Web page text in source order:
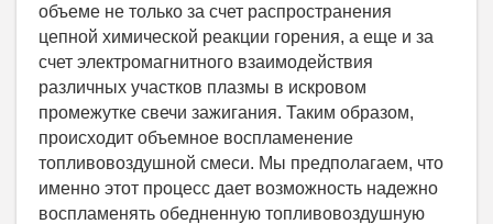
объеме не только за счет распространения
цепной химической реакции горения, а еще и за
счет электромагнитного взаимодействия
различных участков плазмы в искровом
промежутке свечи зажигания. Таким образом,
происходит объемное воспламенение
топливовоздушной смеси. Мы предполагаем, что
именно этот процесс дает возможность надежно
воспламенять обедненную топливовоздушную